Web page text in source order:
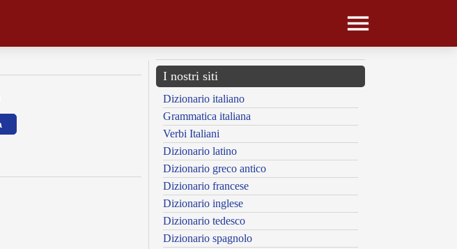
I nostri siti
Dizionario italiano
Grammatica italiana
Verbi Italiani
Dizionario latino
Dizionario greco antico
Dizionario francese
Dizionario inglese
Dizionario tedesco
Dizionario spagnolo